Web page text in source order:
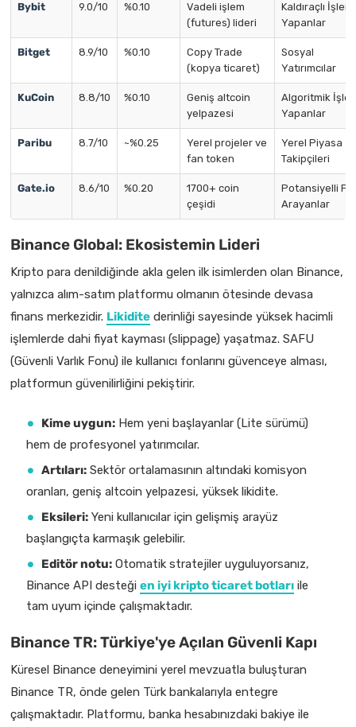
Bybit 9.0/10 %0.10
Vadeli işlem
(futures) lideri
Kaldıraçlı İşlem
Yapanlar
Bitget 8.9/10 %0.10
Copy Trade
(kopya ticaret)
Sosyal
Yatırımcılar
KuCoin 8.8/10 %0.10
Geniş altcoin
yelpazesi
Algoritmik
Yapanlar
Paribu 8.7/10 ~%0.25
Yerel projeler ve
fan token
Yerel Piyasa
Takipçileri
Gate.io 8.6/10 %0.20
1700+ coin
çeşidi
Potansiyelli
Arayanlar
Binance Global: Ekosistemin Lideri
Kripto para denildiğinde akla gelen ilk isimlerden olan Binance,
yalnızca alım-satım platformu olmanın ötesinde devasa
finans merkezidir. Likidite derinliği sayesinde yüksek hacimli
işlemlerde dahi fiyat kayması (slippage) yaşatmaz. SAFU
(Güvenli Varlık Fonu) ile kullanıcı fonlarını güvenceye alması,
platformun güvenilirliğini pekiştirir.
Kime uygun: Hem yeni başlayanlar (Lite sürümü)
hem de profesyonel yatırımcılar.
Artıları: Sektör ortalamasının altındaki komisyon
oranları, geniş altcoin yelpazesi, yüksek likidite.
Eksileri: Yeni kullanıcılar için gelişmiş arayüz
başlangıçta karmaşık gelebilir.
Editör notu: Otomatik stratejiler uyguluyorsanız,
Binance API desteği en iyi kripto ticaret botları ile
tam uyum içinde çalışmaktadır.
Binance TR: Türkiye'ye Açılan Güvenli Kapı
Küresel Binance deneyimini yerel mevzuatla buluşturan
Binance TR, önde gelen Türk bankalarıyla entegre
çalışmaktadır. Platformu, banka hesabınızdaki bakiye ile